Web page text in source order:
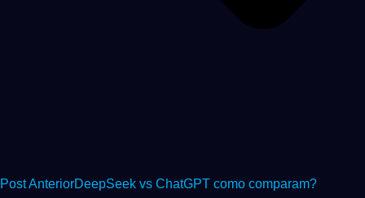
Post AnteriorDeepSeek vs ChatGPT como comparam?